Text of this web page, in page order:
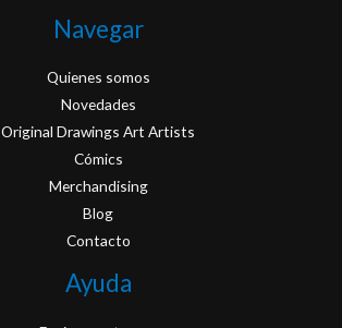
Navegar
Quienes somos
Novedades
Original Drawings Art Artists
Cómics
Merchandising
Blog
Contacto
Ayuda